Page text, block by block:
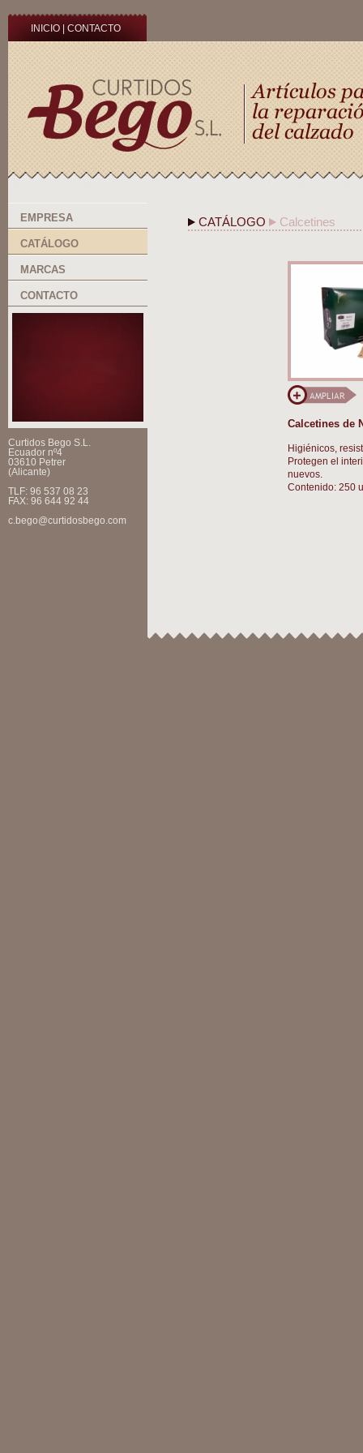
INICIO CONTACTO
EMPRESA
CATÁLOGO
MARCAS
CONTACTO
Curtidos Bego S.L.
Ecuador nº4
03610 Petrer
(Alicante)
TLF: 96 537 08 23
FAX: 96 644 92 44
c.bego@curtidosbego.com
CATÁLOGO Calcetines
Calcetines de
Higiénicos,
Protegen el
nuevos.
Contenido: 250